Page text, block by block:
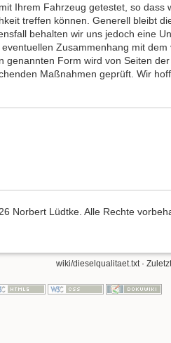
Ihrem Fahrzeug getestet, so dass
treffen können. Generell bleibt
behalten wir uns jedoch eine
Zusammenhang mit dem
genannten Form wird von Seiten der
Maßnahmen geprüft. Wir
Norbert Lüdtke. Alle Rechte
wiki/dieselqualitaet.txt ·